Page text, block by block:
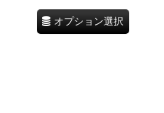
オプション選択